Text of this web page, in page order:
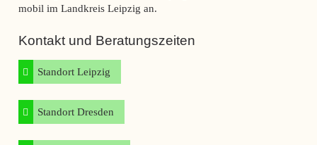
mobil im Landkreis Leipzig an.
Kontakt und Beratungszeiten
Standort Leipzig
Standort Dresden